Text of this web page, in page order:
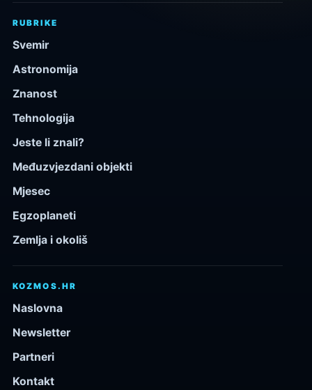
RUBRIKE
Svemir
Astronomija
Znanost
Tehnologija
Jeste li znali?
Međuzvjezdani objekti
Mjesec
Egzoplaneti
Zemlja i okoliš
KOZMOS.HR
Naslovna
Newsletter
Partneri
Kontakt